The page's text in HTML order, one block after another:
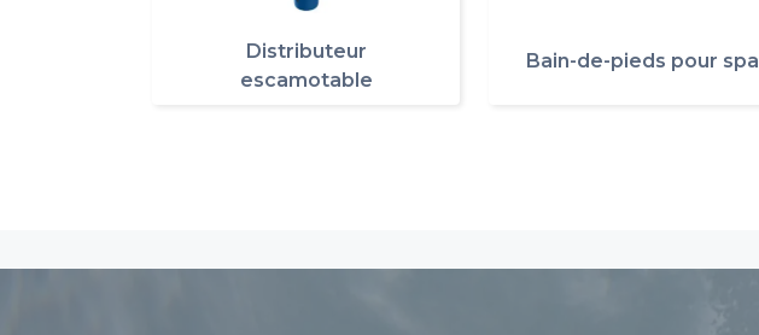
Distributeur
escamotable
Bain-de-pieds pour spa